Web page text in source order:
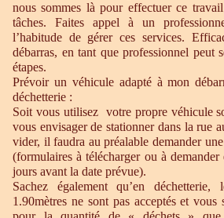
nous sommes là pour effectuer ce
tâches. Faites appel à un
l’habitude de gérer ces services.
débarras, en tant que professionnel peut
étapes.
Prévoir un véhicule adapté à mon
déchetterie :
Soit vous utilisez votre propre véhicule
vous envisager de stationner dans la rue
vider, il faudra au préalable demander
(formulaires à télécharger ou à
jours avant la date prévue).
Sachez également qu’en
1.90mètres ne sont pas acceptés et vous